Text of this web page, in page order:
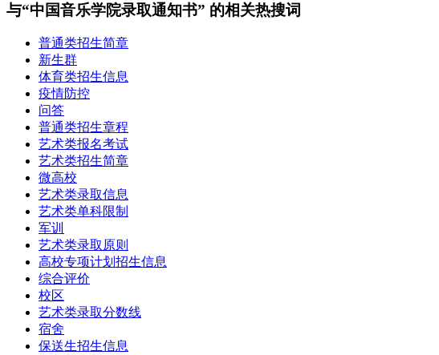
与“中国音乐学院录取通知书” 的相关热搜词
普通类招生简章
新生群
体育类招生信息
疫情防控
问答
普通类招生章程
艺术类报名考试
艺术类招生简章
微高校
艺术类录取信息
艺术类单科限制
军训
艺术类录取原则
高校专项计划招生信息
综合评价
校区
艺术类录取分数线
宿舍
保送生招生信息